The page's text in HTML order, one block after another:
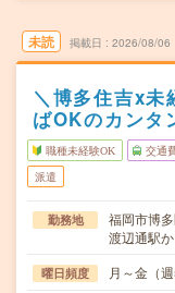
未読 掲載日 2026/08/06
＼博多住吉x未
ばOKのカンタ
職種未経験OK 交通
派遣
勤務地
福岡市博
渡辺通駅
曜日頻度 月～金（週